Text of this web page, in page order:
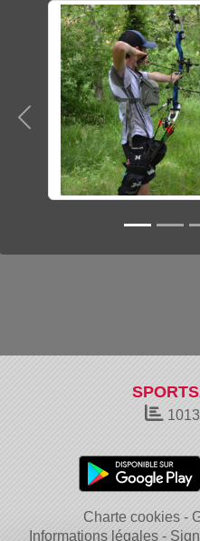
Précedent
SPORTS
Charte cookies
Informations légales